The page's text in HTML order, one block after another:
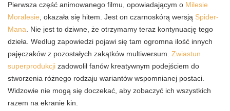
Pierwsza część animowanego filmu, opowiadającym o Milesie
Moralesie , okazała się hitem. Jest on czarnoskórą wersją Spider-
Mana . Nie jest to dziwne, że otrzymamy teraz kontynuację tego
dzieła. Według zapowiedzi pojawi się tam ogromna ilość innych
pajęczaków z pozostałych zakątków multiwersum. Zwiastun
superprodukcji zadowolił fanów kreatywnym podejściem do
stworzenia różnego rodzaju wariantów wspomnianej postaci.
Widzowie nie mogą się doczekać, aby zobaczyć ich wszystkich
razem na ekranie kin.